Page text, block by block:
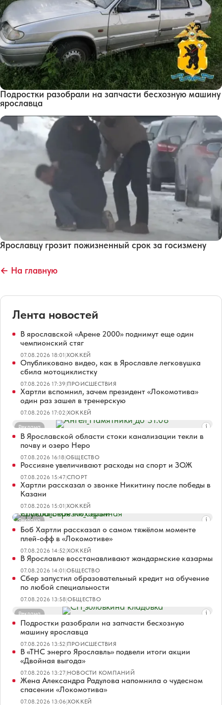
Подростки разобрали на запчасти бесхозную машину
ярославца
Ярославцу грозит пожизненный срок за госизмену
← На главную
Лента новостей
В ярославской «Арене 2000» поднимут еще один
чемпионский стяг
07.08.2026 18:01|ХОККЕЙ
Опубликовано видео, как в Ярославле легковушка
сбила мотоциклистку
07.08.2026 17:39|ПРОИСШЕСТВИЯ
Хартли вспомнил, зачем президент «Локомотива»
один раз зашел в тренерскую
07.08.2026 17:02|ХОККЕЙ
Реклама
В Ярославской области стоки канализации текли в
почву и озеро Неро
07.08.2026 16:18|ОБЩЕСТВО
Россияне увеличивают расходы на спорт и ЗОЖ
07.08.2026 15:47|СПОРТ
Хартли рассказал о звонке Никитину после победы в
Казани
07.08.2026 15:01|ХОККЕЙ
Реклама
Боб Хартли рассказал о самом тяжёлом моменте
плей-офф в «Локомотиве»
07.08.2026 14:52|ХОККЕЙ
В Ярославле восстанавливают жандармские казармы
07.08.2026 14:01|ОБЩЕСТВО
Сбер запустил образовательный кредит на обучение
по любой специальности
07.08.2026 13:58|ОБЩЕСТВО
Реклама
Подростки разобрали на запчасти бесхозную
машину ярославца
07.08.2026 13:52|ПРОИСШЕСТВИЯ
В «ТНС энерго Ярославль» подвели итоги акции
«Двойная выгода»
07.08.2026 13:27|НОВОСТИ КОМПАНИЙ
Жена Александра Радулова напомнила о чудесном
спасении «Локомотива»
07.08.2026 13:06|ХОККЕЙ